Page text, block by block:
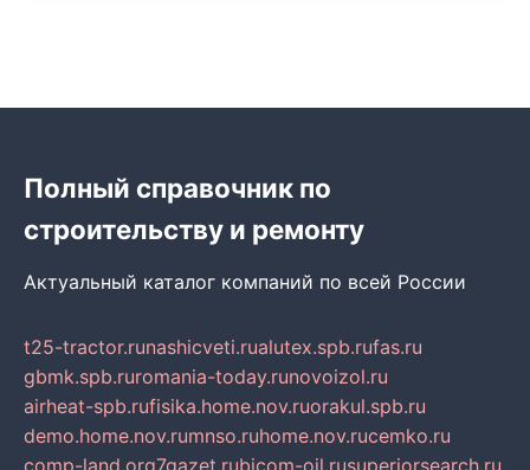
Полный справочник по
строительству и ремонту
Актуальный каталог компаний по всей России
t25-tractor.runashicveti.rualutex.spb.rufas.ru
gbmk.spb.ruromania-today.runovoizol.ru
airheat-spb.rufisika.home.nov.ruorakul.spb.ru
demo.home.nov.rumnso.ruhome.nov.rucemko.ru
comp-land.org7gazet.rubicom-oil.rusuperiorsearch.ru